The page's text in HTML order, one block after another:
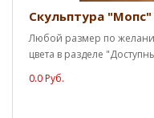
Скульптура
Любой размер по
цвета в разделе
0.0 Руб.